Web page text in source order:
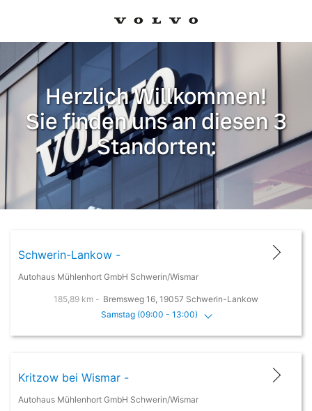
Herzlich Willkommen!
Sie finden uns an diesen 3
Standorten:
Schwerin-Lankow -
Autohaus Mühlenhort GmbH Schwerin/Wismar
185,89 km - Bremsweg 16, 19057 Schwerin-Lankow
Samstag (09:00 - 13:00)
Kritzow bei Wismar -
Autohaus Mühlenhort GmbH Schwerin/Wismar